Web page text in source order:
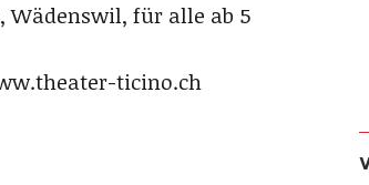
Wädenswil, für alle ab 5
ticino.ch